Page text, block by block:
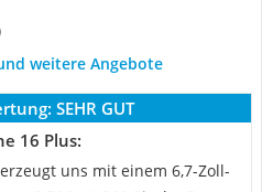
weitere Angebote
SEHR GUT
16 Plus:
uns mit einem 6,7-Zoll-